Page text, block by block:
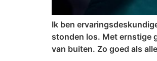
Ik ben
stonden los. Met ernstige
van buiten. Zo goed als